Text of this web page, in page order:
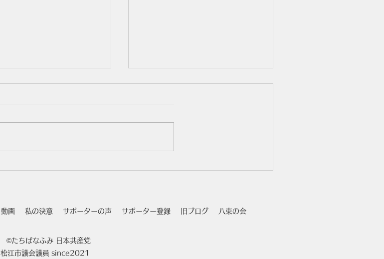
動画 私の決意 サポーターの声 サポーター登録 旧ブログ 八束の会
©たちばなふみ 日本共産党
松江市議会議員 since2021